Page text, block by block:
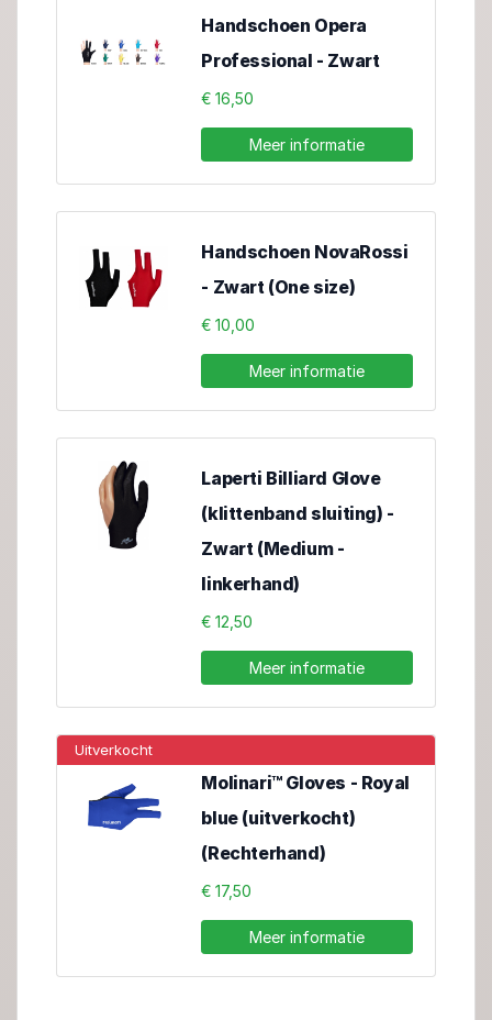
Handschoen Opera
Professional - Zwart
€ 16,50
Meer informatie
Handschoen NovaRossi
- Zwart (One size)
€ 10,00
Meer informatie
Laperti Billiard Glove
(klittenband sluiting) -
Zwart (Medium -
linkerhand)
€ 12,50
Meer informatie
Uitverkocht
Molinari™ Gloves - Royal
blue (uitverkocht)
(Rechterhand)
€ 17,50
Meer informatie